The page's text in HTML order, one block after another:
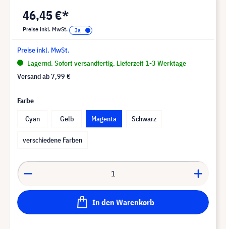
46,45 €*
Preise inkl. MwSt.
Preise inkl. MwSt.
Lagernd. Sofort versandfertig. Lieferzeit 1-3 Werktage
Versand ab7,99 €
Farbe
Cyan
Gelb Magenta Schwarz
verschiedene Farben
In den Warenkorb